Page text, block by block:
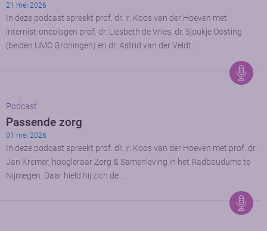
21 mei 2026
In deze podcast spreekt prof. dr. ir. Koos van der Hoeven met
internist-oncologen prof. dr. Liesbeth de Vries, dr. Sjoukje Oosting
(beiden UMC Groningen) en dr. Astrid van der Veldt …
Podcast
Passende zorg
01 mei 2026
In deze podcast spreekt prof. dr. ir. Koos van der Hoeven met prof. dr.
Jan Kremer, hoogleraar Zorg & Samenleving in het Radboudumc te
Nijmegen. Daar hield hij zich de …